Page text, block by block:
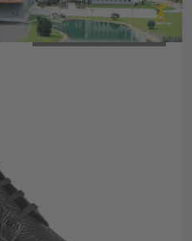
BACK TO COLLECTION